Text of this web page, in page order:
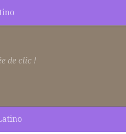
de clic !